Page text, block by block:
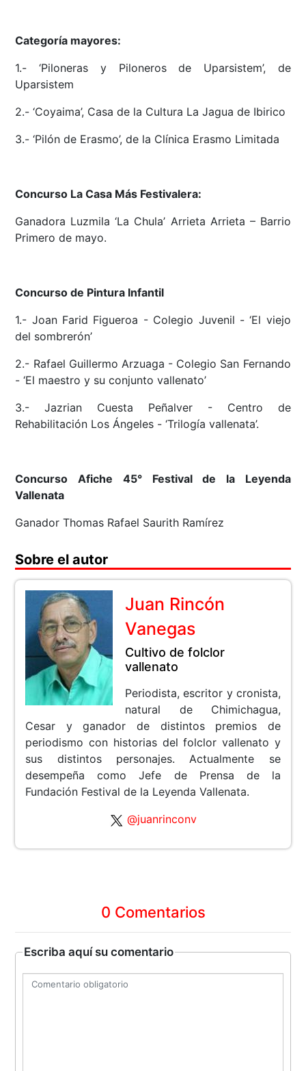
Categoría mayores:
1.- ‘Piloneras y Piloneros de Uparsistem’, de
Uparsistem
2.- ‘Coyaima’, Casa de la Cultura La Jagua de Ibirico
3.- ‘Pilón de Erasmo’, de la Clínica Erasmo Limitada
Concurso La Casa Más Festivalera:
Ganadora Luzmila ‘La Chula’ Arrieta Arrieta – Barrio
Primero de mayo.
Concurso de Pintura Infantil
1.- Joan Farid Figueroa - Colegio Juvenil - ‘El viejo
del sombrerón’
2.- Rafael Guillermo Arzuaga - Colegio San Fernando
- ‘El maestro y su conjunto vallenato’
3.- Jazrian Cuesta Peñalver - Centro de
Rehabilitación Los Ángeles - ‘Trilogía vallenata’.
Concurso Afiche 45° Festival de la Leyenda
Vallenata
Ganador Thomas Rafael Saurith Ramírez
Sobre el autor
Juan Rincón
Vanegas
Cultivo de folclor
vallenato
Periodista, escritor y cronista,
natural de Chimichagua,
Cesar y ganador de distintos premios de
periodismo con historias del folclor vallenato y
sus distintos personajes. Actualmente se
desempeña como Jefe de Prensa de la
Fundación Festival de la Leyenda Vallenata.
@juanrinconv
0 Comentarios
Escriba aquí su comentario